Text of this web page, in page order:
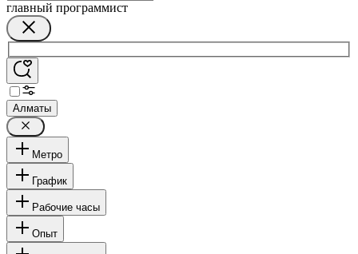
главный программист
Алматы
Метро
График
Рабочие часы
Опыт